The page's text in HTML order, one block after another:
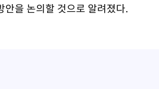
안을 논의할 것으로 알려졌다.